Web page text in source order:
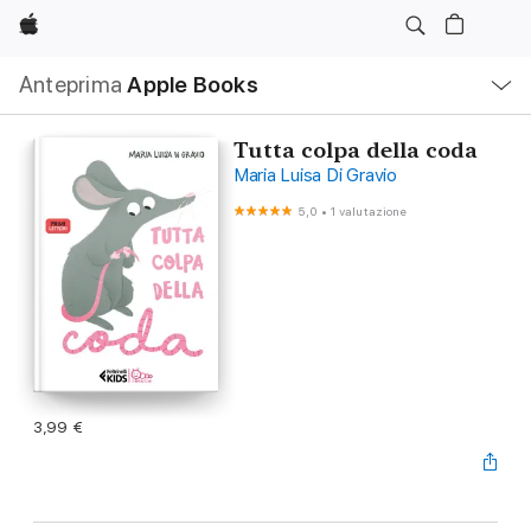
Apple
Anteprima Apple Books
locale
Apri
Menu
Tutta colpa della coda
Maria Luisa Di Gravio
5,0 •1 valutazione
3,99 €